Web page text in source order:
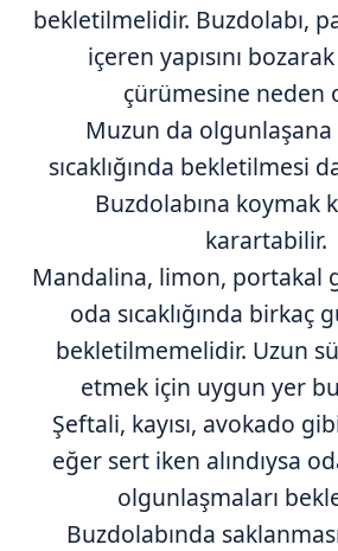
bekletilmelidir. Buzdolabı,
içeren yapısını
çürümesine neden
Muzun da
sıcaklığında bekletilmesi
Buzdolabına koymak
karartabilir.
Mandalina, limon, portakal
oda sıcaklığında birkaç
bekletilmemelidir. Uzun
etmek için uygun yer
Şeftali, kayısı, avokado
eğer sert iken alındıysa
olgunlaşmaları
Buzdolabında